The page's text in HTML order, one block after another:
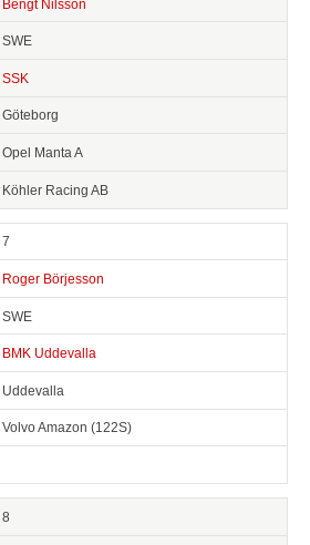
Bengt Nilsson
SWE
SSK
Göteborg
Opel Manta A
Köhler Racing AB
7
Roger Börjesson
SWE
BMK Uddevalla
Uddevalla
Volvo Amazon (122S)
8